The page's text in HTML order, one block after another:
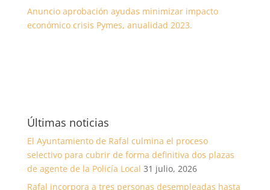
Anuncio aprobación ayudas minimizar impacto
económico crisis Pymes, anualidad 2023.
Últimas noticias
El Ayuntamiento de Rafal culmina el proceso
selectivo para cubrir de forma definitiva dos plazas
de agente de la Policía Local 31 julio, 2026
Rafal incorpora a tres personas desempleadas hasta